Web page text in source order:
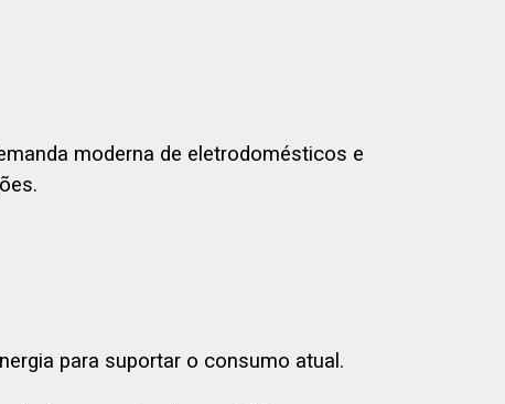
moderna de eletrodomésticos e
para suportar o consumo atual.